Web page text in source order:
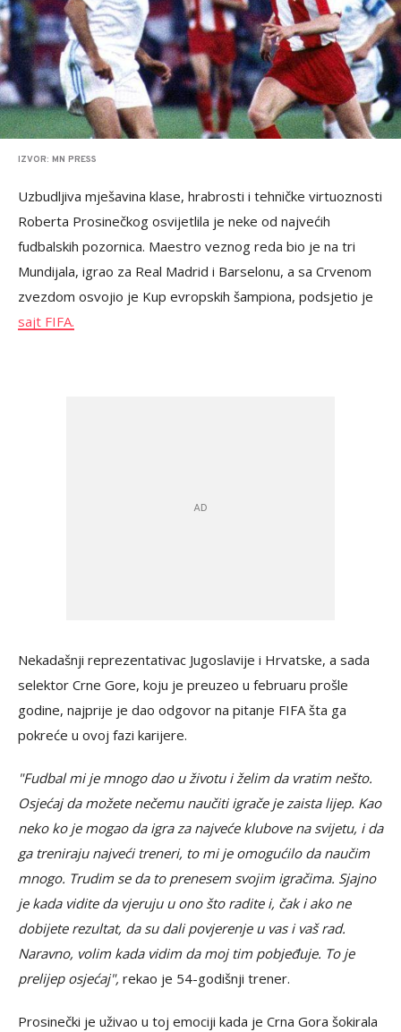
IZVOR: MN PRESS
Uzbudljiva mješavina klase, hrabrosti i tehničke virtuoznosti
Roberta Prosinečkog osvijetlila je neke od najvećih
fudbalskih pozornica. Maestro veznog reda bio je na tri
Mundijala, igrao za Real Madrid i Barselonu, a sa Crvenom
zvezdom osvojio je Kup evropskih šampiona, podsjetio je
sajt FIFA.
Nekadašnji reprezentativac Jugoslavije i Hrvatske, a sada
selektor Crne Gore, koju je preuzeo u februaru prošle
godine, najprije je dao odgovor na pitanje FIFA šta ga
pokreće u ovoj fazi karijere.
"Fudbal mi je mnogo dao u životu i želim da vratim nešto.
Osjećaj da možete nečemu naučiti igrače je zaista lijep. Kao
neko ko je mogao da igra za najveće klubove na svijetu, i da
ga treniraju najveći treneri, to mi je omogućilo da naučim
mnogo. Trudim se da to prenesem svojim igračima. Sjajno
je kada vidite da vjeruju u ono što radite i, čak i ako ne
dobijete rezultat, da su dali povjerenje u vas i vaš rad.
Naravno, volim kada vidim da moj tim pobjeđuje. To je
prelijep osjećaj", rekao je 54-godišnji trener.
Prosinečki je uživao u toj emociji kada je Crna Gora šokirala